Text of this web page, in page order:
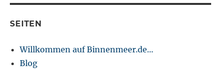
SEITEN
Willkommen auf Binnenmeer.de…
Blog